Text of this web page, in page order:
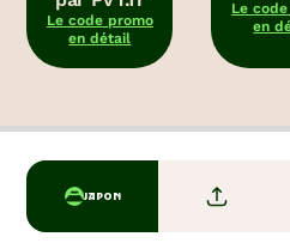
Le code promo
en détail
Le
en
JAPON